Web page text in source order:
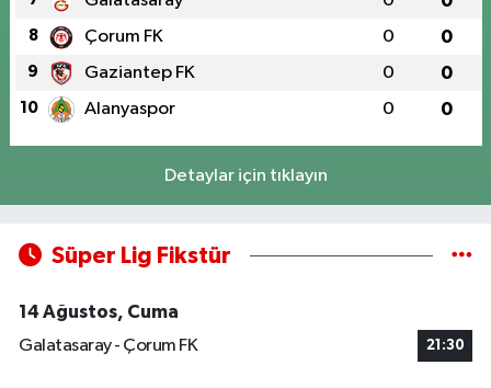
8 Çorum FK 0 0
9 Gaziantep FK 0 0
10 Alanyaspor 0 0
Detaylar için tıklayın
Süper Lig Fikstür
14 Ağustos, Cuma
Galatasaray - Çorum FK
21:30